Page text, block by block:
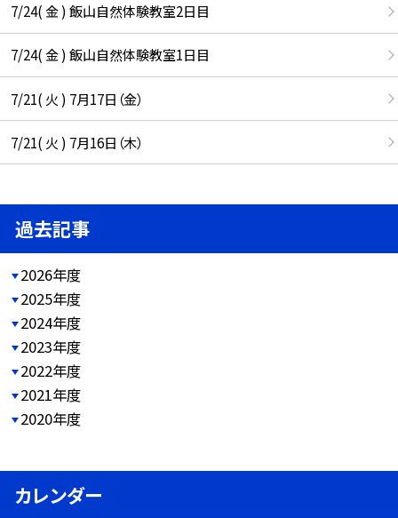
7/24( 金 ) 飯山自然体験教室2日目
7/24( 金 ) 飯山自然体験教室1日目
7/21( 火 ) 7月17日（金）
7/21( 火 ) 7月16日（木）
過去記事
2026年度
2025年度
2024年度
2023年度
2022年度
2021年度
2020年度
カレンダー